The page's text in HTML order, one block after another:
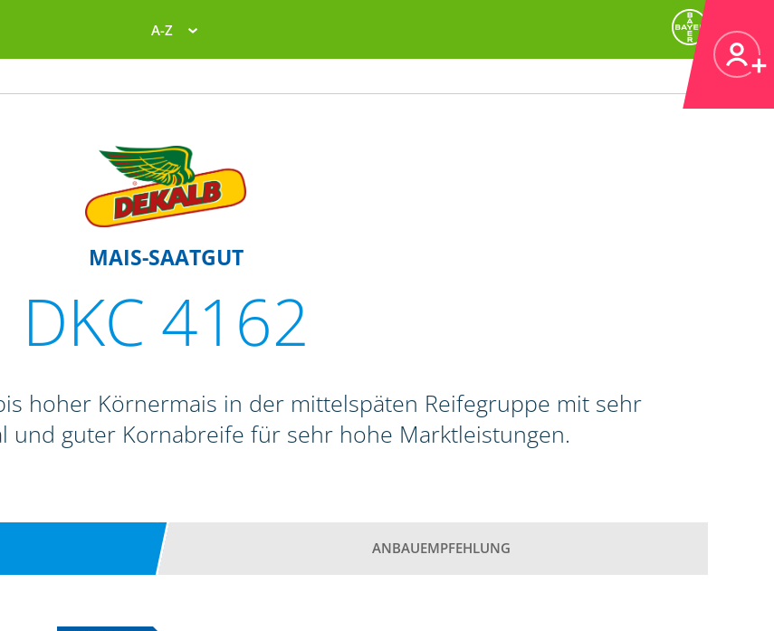
A-Z
MAIS-SAATGUT
DKC 4162
hoher Körnermais in der mittelspäten Reifegruppe mit sehr
und guter Kornabreife für sehr hohe Marktleistungen.
ANBAUEMPFEHLUNG